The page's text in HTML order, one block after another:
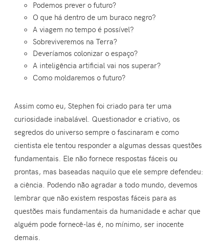
Podemos prever o futuro?
O que há dentro de um buraco negro?
A viagem no tempo é possível?
Sobreviveremos na Terra?
Deveríamos colonizar o espaço?
A inteligência artificial vai nos superar?
Como moldaremos o futuro?
Assim como eu, Stephen foi criado para ter uma
curiosidade inabalável. Questionador e criativo, os
segredos do universo sempre o fascinaram e como
cientista ele tentou responder a algumas dessas questões
fundamentais. Ele não fornece respostas fáceis ou
prontas, mas baseadas naquilo que ele sempre defendeu:
a ciência. Podendo não agradar a todo mundo, devemos
lembrar que não existem respostas fáceis para as
questões mais fundamentais da humanidade e achar que
alguém pode fornecê-las é, no mínimo, ser inocente
demais.